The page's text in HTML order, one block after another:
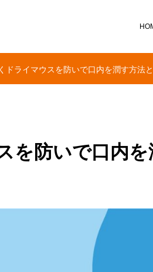
ドライマウスを防いで口内を潤す方法
を防いで口内を